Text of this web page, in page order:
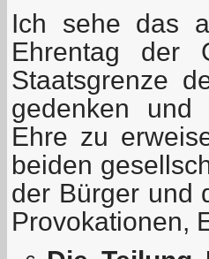
Ich sehe das
Ehrentag der
Staatsgrenze
gedenken
Ehre zu
beiden
der Bürger und
Provokationen,